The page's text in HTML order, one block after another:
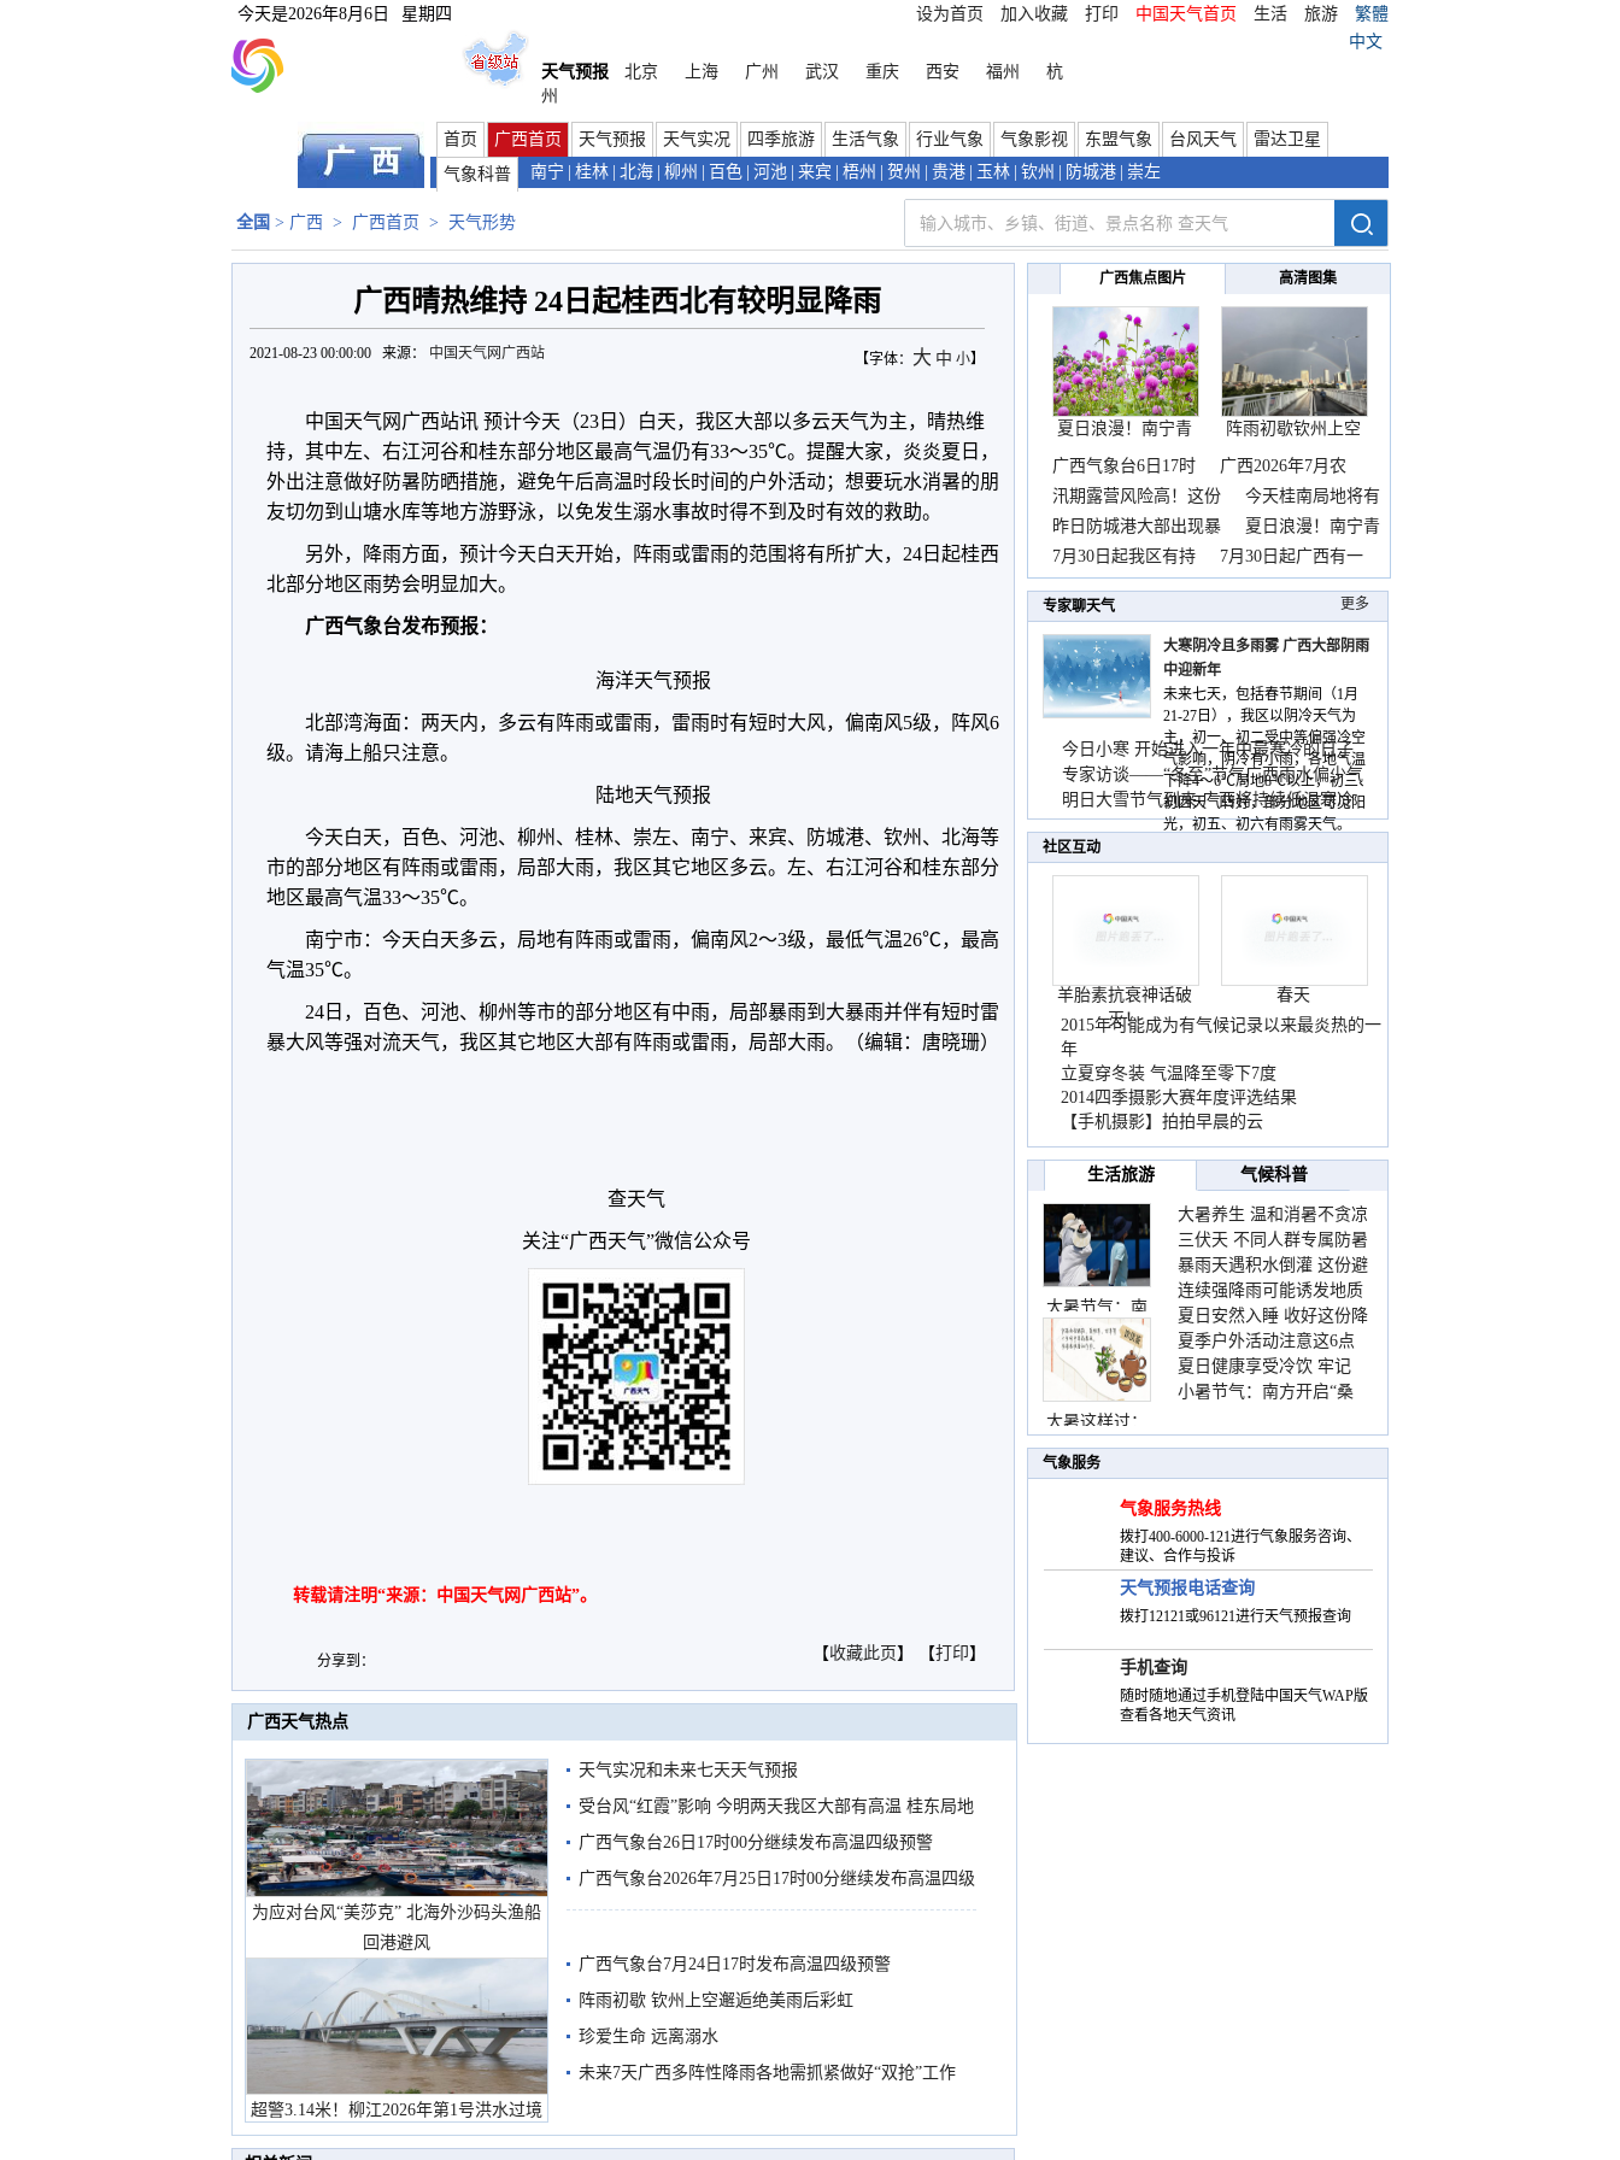
今天是2026年8月6日 星期四 设为首页 加入收藏 打印 中国天气首页 生活 旅游
繁體
中文
天气预报
北京 上海 广州 武汉 重庆 西安 福州
杭
州
首页 广西首页 天气预报 天气实况 四季旅游 生活气象 行业气象 气象影视 东盟气象 台风天气
雷达卫星
气象科普
南宁 桂林 北海 柳州 百色 河池 来宾 梧州 贺州 贵港 玉林 钦州 防城港 崇左
全国 > 广西 > 广西首页 > 天气形势
广西晴热维持 24日起桂西北有较明显降雨
【字体： 大 中 小】
2021-08-23 00:00:00 来源： 中国天气网广西站
中国天气网广西站讯 预计今天（23日）白天，我区大部以多云天气为主，晴热维
持，其中左、右江河谷和桂东部分地区最高气温仍有33～35℃。提醒大家，炎炎夏日，
外出注意做好防暑防晒措施，避免午后高温时段长时间的户外活动；想要玩水消暑的朋
友切勿到山塘水库等地方游野泳，以免发生溺水事故时得不到及时有效的救助。
另外，降雨方面，预计今天白天开始，阵雨或雷雨的范围将有所扩大，24日起桂西
北部分地区雨势会明显加大。
广西气象台发布预报：
海洋天气预报
北部湾海面：两天内，多云有阵雨或雷雨，雷雨时有短时大风，偏南风5级，阵风6
级。请海上船只注意。
陆地天气预报
今天白天，百色、河池、柳州、桂林、崇左、南宁、来宾、防城港、钦州、北海等
市的部分地区有阵雨或雷雨，局部大雨，我区其它地区多云。左、右江河谷和桂东部分
地区最高气温33～35℃。
南宁市：今天白天多云，局地有阵雨或雷雨，偏南风2～3级，最低气温26℃，最高
气温35℃。
24日，百色、河池、柳州等市的部分地区有中雨，局部暴雨到大暴雨并伴有短时雷
暴大风等强对流天气，我区其它地区大部有阵雨或雷雨，局部大雨。（编辑：唐晓珊）
查天气
关注“广西天气”微信公众号
转载请注明“来源：中国天气网广西站”。
分享到： 【收藏此页 】 【打印】
广西天气热点
为应对台风“美莎克” 北海外沙码头渔船
回港避风
超警3.14米！柳江2026年第1号洪水过境
市民在堤岸见证汛况
天气实况和未来七天天气预报
受台风“红霞”影响 今明两天我区大部有高温 桂东局地
有较强降雨
广西气象台26日17时00分继续发布高温四级预警
广西气象台2026年7月25日17时00分继续发布高温四级
预警
广西气象台7月24日17时发布高温四级预警
阵雨初歇 钦州上空邂逅绝美雨后彩虹
珍爱生命 远离溺水
未来7天广西多阵性降雨各地需抓紧做好“双抢”工作
广西焦点图片 高清图集
夏日浪漫！南宁青
秀山
阵雨初歇钦州上空
邂逅
广西气象台6日17时
广西2026年7月农
汛期露营风险高！这份
今天桂南局地将有
暴雨
昨日防城港大部出现暴
夏日浪漫！南宁青
秀山
7月30日起我区有持 7月30日起广西有一
专家聊天气 更多
大寒阴冷且多雨雾 广西大部阴雨
中迎新年
未来七天，包括春节期间（1月
21-27日），我区以阴冷天气为
主，初一、初二受中等偏强冷空
气影响，阴冷有小雨，各地气温
下降4～6℃局地8℃以上，初三、
初四天气转好，部分地区可见阳
光，初五、初六有雨雾天气。
今日小寒 开始进入一年中最寒冷的日子
专家访谈——“冬至”节气广西雨水偏少气
温低
明日大雪节气到来 广西将持续低温寒冷
天气
社区互动
羊胎素抗衰神话破
灭！
春天
2015年可能成为有气候记录以来最炎热的一
年
立夏穿冬装 气温降至零下7度
2014四季摄影大赛年度评选结果
【手机摄影】拍拍早晨的云
生活旅游 气候科普
大暑节气：南
大暑这样过：
大暑养生 温和消暑不贪凉
三伏天 不同人群专属防暑
要点请收好
暴雨天遇积水倒灌 这份避
险提示请收好
连续强降雨可能诱发地质
灾害 这些前兆要知道
夏日安然入睡 收好这份降
温小贴士
夏季户外活动注意这6点
防暑健身两不误
夏日健康享受冷饮 牢记
“两注意一控制”
小暑节气：南方开启“桑
季
气象服务
气象服务热线
拨打400-6000-121进行气象服务咨询、
建议、合作与投诉
天气预报电话查询
拨打12121或96121进行天气预报查询
手机查询
随时随地通过手机登陆中国天气WAP版
查看各地天气资讯